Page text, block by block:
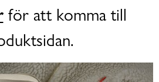
för att komma till